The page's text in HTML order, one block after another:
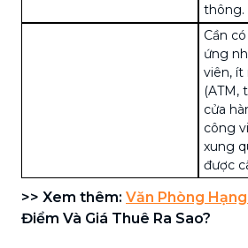
thông.
Cần
ứng
viên, ít
(ATM,
cửa
công
xung
được
>> Xem thêm: Văn Phòng
Điểm Và Giá Thuê Ra Sao?